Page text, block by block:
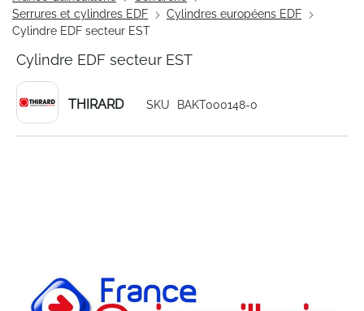
Serrures et cylindres EDF
Cylindres européens EDF
Cylindre EDF secteur EST
Cylindre EDF secteur EST
THIRARD SKU BAKT000148-0